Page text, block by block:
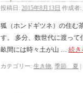
投稿日: 2015年8月13日 作成者:
狐（ホンドギツネ）の住む
す。 多分、数世代に渡っ
畝間には時々土が山 … 続き
カテゴリー: 生き物, 季節 夏